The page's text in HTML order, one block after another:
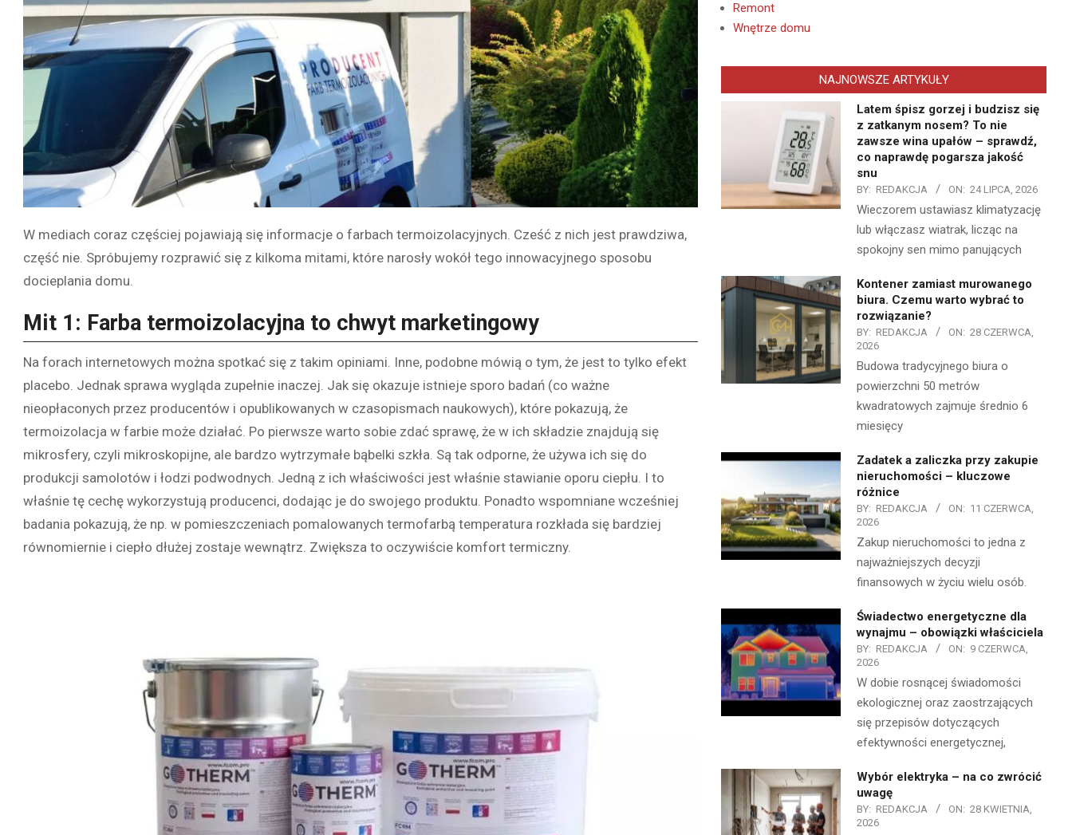
W mediach coraz częściej pojawiają się informacje o farbach termoizolacyjnych. Cześć z nich jest prawdziwa,
część nie. Spróbujemy rozprawić się z kilkoma mitami, które narosły wokół tego innowacyjnego sposobu
docieplania domu.
Mit 1: Farba termoizolacyjna to chwyt marketingowy
Na forach internetowych można spotkać się z takim opiniami. Inne, podobne mówią o tym, że jest to tylko efekt
placebo. Jednak sprawa wygląda zupełnie inaczej. Jak się okazuje istnieje sporo badań (co ważne
nieopłaconych przez producentów i opublikowanych w czasopismach naukowych), które pokazują, że
termoizolacja w farbie może działać. Po pierwsze warto sobie zdać sprawę, że w ich składzie znajdują się
mikrosfery, czyli mikroskopijne, ale bardzo wytrzymałe bąbelki szkła. Są tak odporne, że używa ich się do
produkcji samolotów i łodzi podwodnych. Jedną z ich właściwości jest właśnie stawianie oporu ciepłu. I to
właśnie tę cechę wykorzystują producenci, dodając je do swojego produktu. Ponadto wspomniane wcześniej
badania pokazują, że np. w pomieszczeniach pomalowanych termofarbą temperatura rozkłada się bardziej
równomiernie i ciepło dłużej zostaje wewnątrz. Zwiększa to oczywiście komfort termiczny.
Remont
Wnętrze domu
NAJNOWSZE ARTYKUŁY
Latem śpisz gorzej i budzisz się
z zatkanym nosem? To nie
zawsze wina upałów – sprawdź,
co naprawdę pogarsza jakość
snu
BY: REDAKCJA ON: 24 LIPCA, 2026
Wieczorem ustawiasz klimatyzację
lub włączasz wiatrak, licząc na
spokojny sen mimo panujących
Kontener zamiast murowanego
biura. Czemu warto wybrać to
rozwiązanie?
BY: REDAKCJA ON: 28 CZERWCA,
2026
Budowa tradycyjnego biura o
powierzchni 50 metrów
kwadratowych zajmuje średnio 6
miesięcy
Zadatek a zaliczka przy zakupie
nieruchomości – kluczowe
różnice
BY: REDAKCJA ON: 11 CZERWCA,
2026
Zakup nieruchomości to jedna z
najważniejszych decyzji
finansowych w życiu wielu osób.
Świadectwo energetyczne dla
wynajmu – obowiązki właściciela
BY: REDAKCJA ON: 9 CZERWCA,
2026
W dobie rosnącej świadomości
ekologicznej oraz zaostrzających
się przepisów dotyczących
efektywności energetycznej,
Wybór elektryka – na co zwrócić
uwagę
BY: REDAKCJA ON: 28 KWIETNIA,
2026